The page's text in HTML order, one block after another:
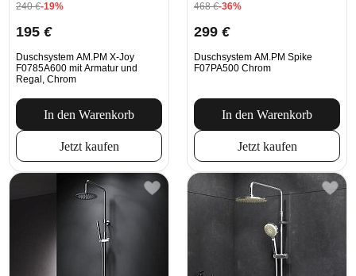
240€-19%
195 €
Duschsystem AM.PM X-Joy
F0785A600 mit Armatur und
Regal, Chrom
In den Warenkorb
Jetzt kaufen
468€-36%
299 €
Duschsystem AM.PM Spike
F07PA500 Chrom
In den Warenkorb
Jetzt kaufen